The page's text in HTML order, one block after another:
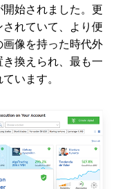
始されました。更
れていて、より便
像を持った時代外
換えられ、最も一
います。